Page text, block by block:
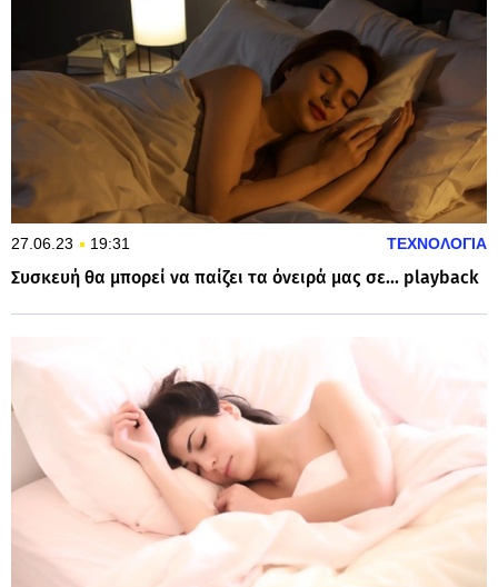
27.06.23 19:31 ΤΕΧΝΟΛΟΓΙΑ
Συσκευή θα μπορεί να παίζει τα όνειρά μας σε... playback